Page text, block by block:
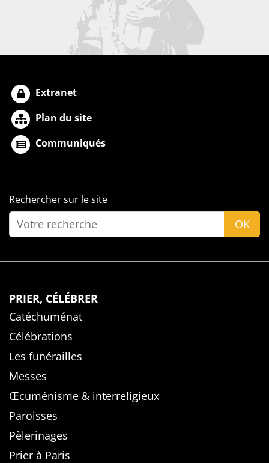
Extranet
Plan du site
Communiqués
Rechercher sur le site
OK
PRIER, CÉLÉBRER
Catéchuménat
Célébrations
Les funérailles
Messes
Œcuménisme & interreligieux
Paroisses
Pèlerinages
Prier à Paris